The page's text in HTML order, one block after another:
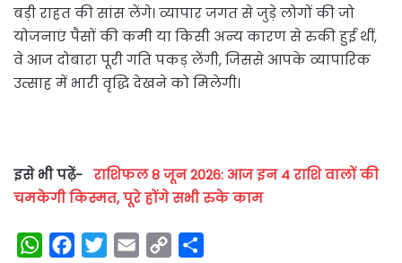
बड़ी राहत की सांस लेंगे। व्यापार जगत से जुड़े लोगों की जो
योजनाएं पैसों की कमी या किसी अन्य कारण से रुकी हुई थीं,
वे आज दोबारा पूरी गति पकड़ लेंगी, जिससे आपके व्यापारिक
उत्साह में भारी वृद्धि देखने को मिलेगी।
इसे भी पढ़ें- राशिफल 8 जून 2026: आज इन 4 राशि वालों की
चमकेगी किस्मत, पूरे होंगे सभी रुके काम
W